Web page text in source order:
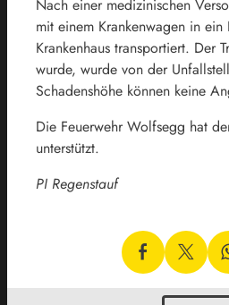
Nach einer medizinischen
mit einem Krankenwagen in ein
Krankenhaus transportiert. Der
wurde, wurde von der
Schadenshöhe können keine
Die Feuerwehr Wolfsegg hat
unterstützt.
PI Regenstauf